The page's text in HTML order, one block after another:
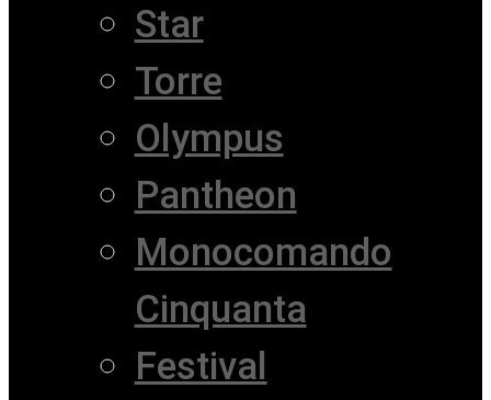
Star
Torre
Olympus
Pantheon
Monocomando
Cinquanta
Festival